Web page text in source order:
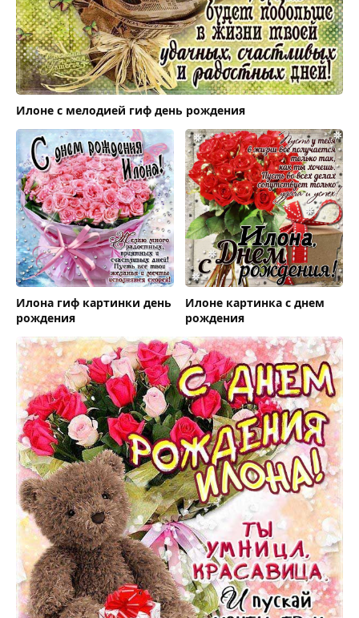
Илоне с мелодией гиф день рождения
Илона гиф картинки день
рождения
Илоне картинка с днем
рождения